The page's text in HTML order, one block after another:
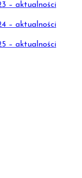
– aktualności
– aktualności
– aktualności